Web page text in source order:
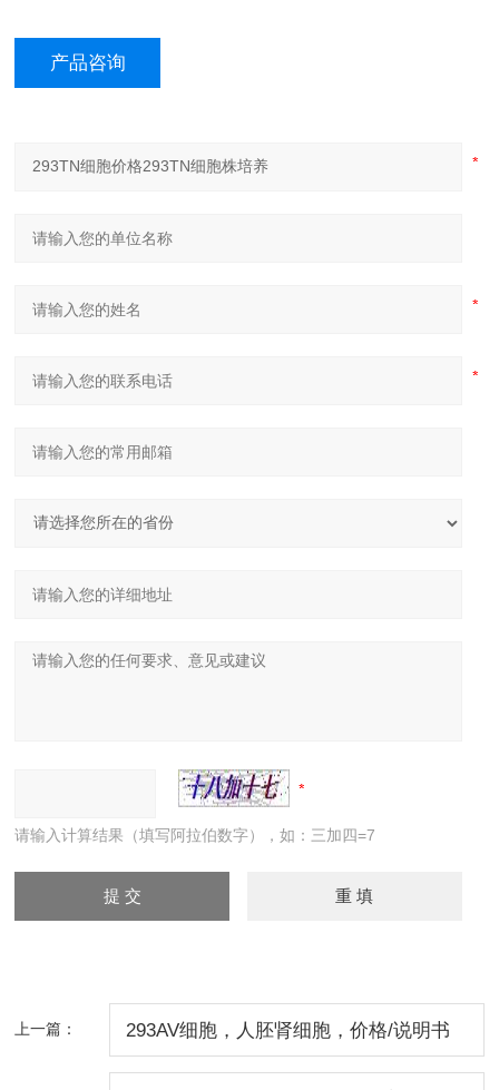
产品咨询
请输入计算结果（填写阿拉伯数字），如：三加四=7
上一篇： 293AV细胞，人胚肾细胞，价格/说明书